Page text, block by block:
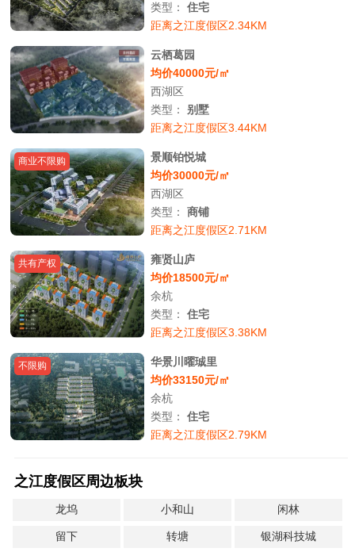
类型：住宅
距离之江度假区2.34KM
云栖葛园
均价40000元/㎡
西湖区
类型：别墅
距离之江度假区3.44KM
商业不限购
景顺铂悦城
均价30000元/㎡
西湖区
类型：商铺
距离之江度假区2.71KM
共有产权
雍贤山庐
均价18500元/㎡
余杭
类型：住宅
距离之江度假区3.38KM
不限购
华景川曜珹里
均价33150元/㎡
余杭
类型：住宅
距离之江度假区2.79KM
之江度假区周边板块
龙坞 小和山 闲林
留下 转塘 银湖科技城